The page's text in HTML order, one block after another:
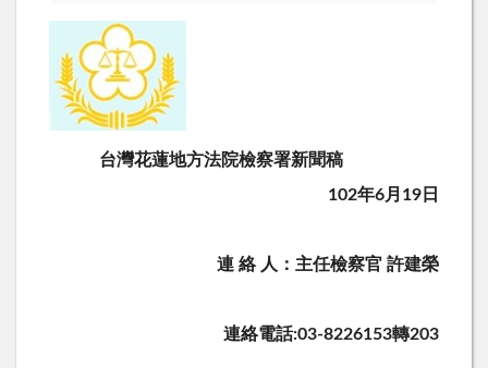
台灣花蓮地方法院檢察署新聞稿
102年6月19日
連 絡 人：主任檢察官 許建榮
連絡電話:03-8226153轉203